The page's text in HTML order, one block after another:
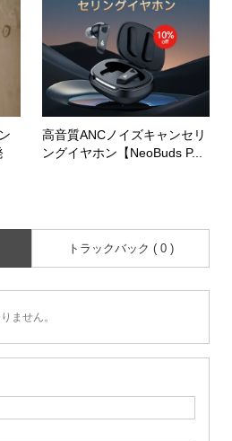
高音質ANCノイズキャンセリ
ングイヤホン【NeoBuds P...
トラックバック ( 0 )
ません。